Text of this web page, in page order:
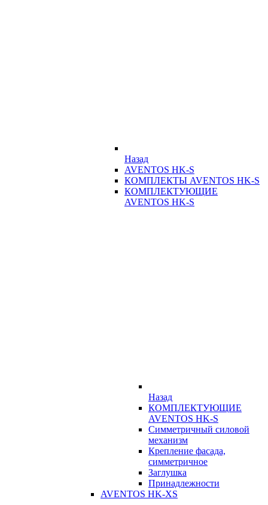
Назад
AVENTOS HK-S
КОМПЛЕКТЫ AVENTOS HK-S
КОМПЛЕКТУЮЩИЕ
AVENTOS HK-S
Назад
КОМПЛЕКТУЮЩИЕ
AVENTOS HK-S
Симметричный силовой
механизм
Крепление фасада,
симметричное
Заглушка
Принадлежности
AVENTOS HK-XS